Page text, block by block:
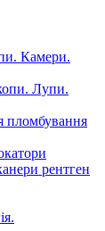
Камери.
Лупи.
пломбування
рентген